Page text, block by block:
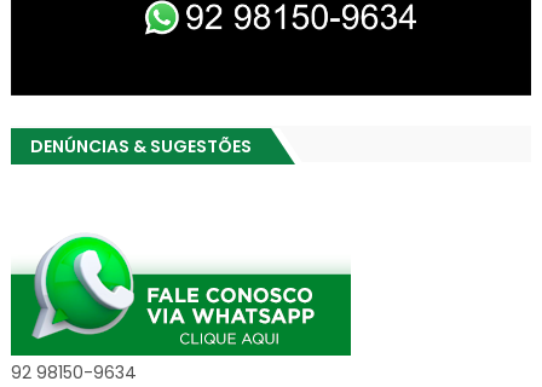
DENÚNCIAS & SUGESTÕES
92 98150-9634